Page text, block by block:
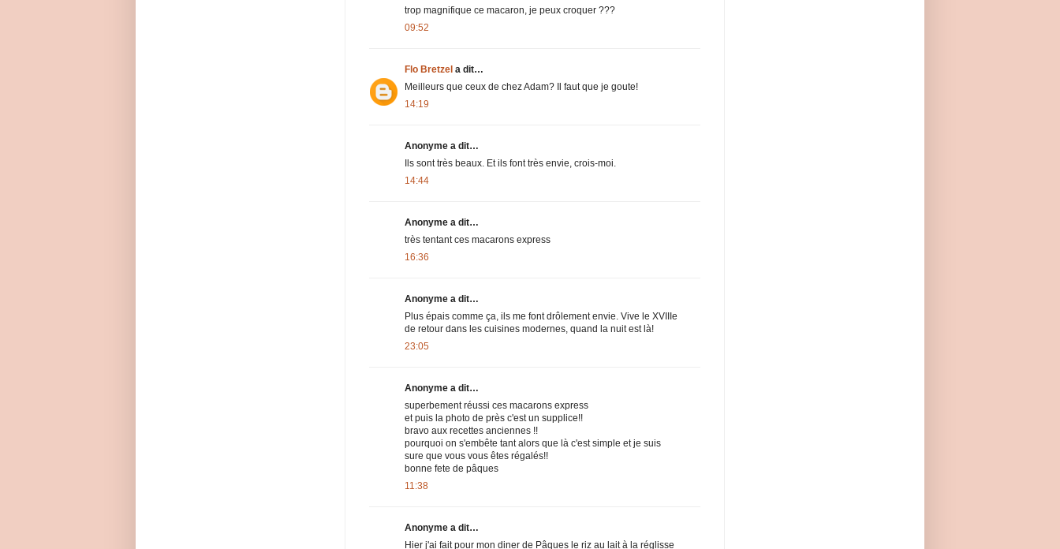
trop magnifique ce macaron, je peux croquer ???
09:52
Flo Bretzel a dit…
Meilleurs que ceux de chez Adam? Il faut que je goute!
14:19
Anonyme a dit…
Ils sont très beaux. Et ils font très envie, crois-moi.
14:44
Anonyme a dit…
très tentant ces macarons express
16:36
Anonyme a dit…
Plus épais comme ça, ils me font drôlement envie. Vive le XVIIIe
de retour dans les cuisines modernes, quand la nuit est là!
23:05
Anonyme a dit…
superbement réussi ces macarons express
et puis la photo de près c'est un supplice!!
bravo aux recettes anciennes !!
pourquoi on s'embête tant alors que là c'est simple et je suis
sure que vous vous êtes régalés!!
bonne fete de pâques
11:38
Anonyme a dit…
Hier j'ai fait pour mon diner de Pâques le riz au lait à la réglisse